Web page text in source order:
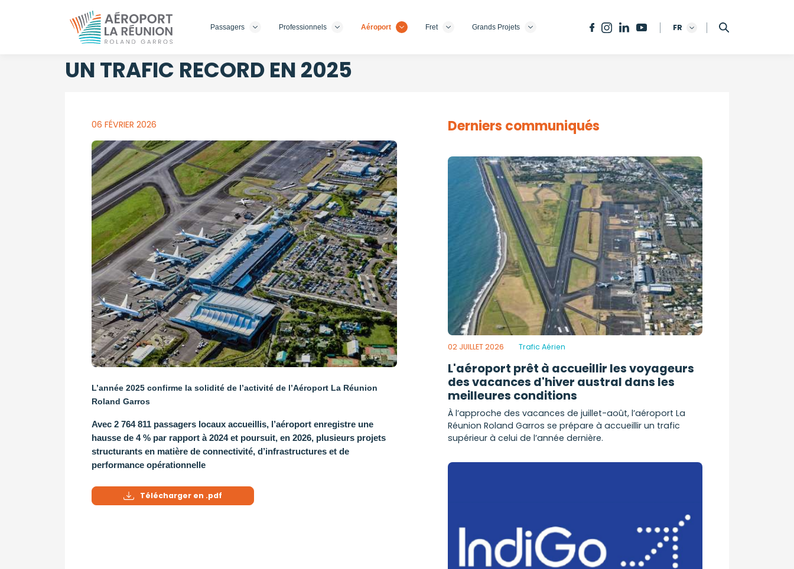
Passagers Professionnels Aéroport Fret Grands Projets FR
UN TRAFIC RECORD EN 2025
06 FÉVRIER 2026
L’année 2025 confirme la solidité de l’activité de l’Aéroport La Réunion
Roland Garros
Avec 2 764 811 passagers locaux accueillis, l’aéroport enregistre une
hausse de 4 % par rapport à 2024 et poursuit, en 2026, plusieurs projets
structurants en matière de connectivité, d’infrastructures et de
performance opérationnelle
Télécharger en .pdf
Derniers communiqués
02 JUILLET 2026 Trafic Aérien
L'aéroport prêt à accueillir les voyageurs
des vacances d'hiver austral dans les
meilleures conditions
À l’approche des vacances de juillet-août, l’aéroport La
Réunion Roland Garros se prépare à accueillir un trafic
supérieur à celui de l’année dernière.